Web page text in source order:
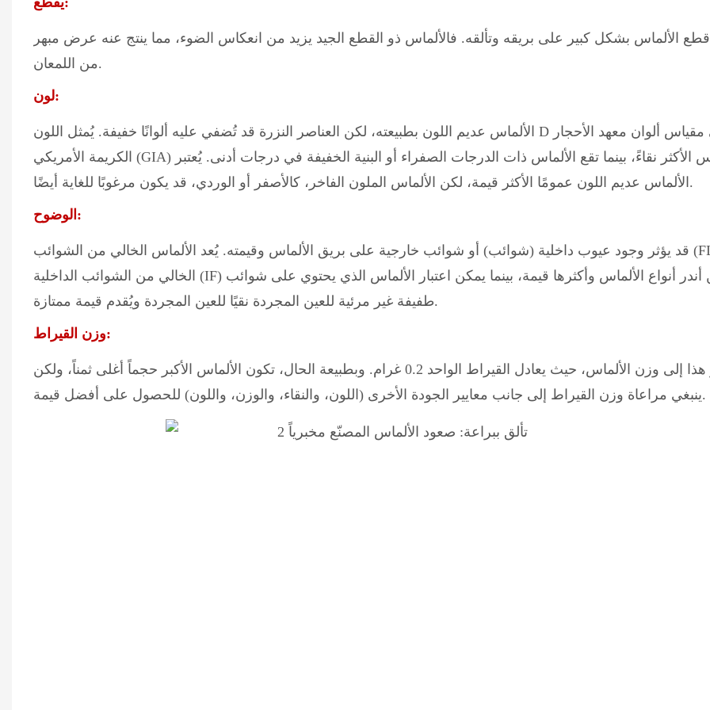
قطع الألماس بشكل كبير على بريقه وتألقه. فالألماس ذو القطع الجيد يزيد من انعكاس الضوء، مما ينتج عنه عرض مبهر
من اللمعان.
لون:
الألماس عديم اللون بطبيعته، لكن العناصر النزرة قد تُضفي عليه ألوانًا خفيفة. يُمثل اللون D على مقياس ألوان معهد الأحجار
الكريمة الأمريكي (GIA) الألماس الأكثر نقاءً، بينما تقع الألماس ذات الدرجات الصفراء أو البنية الخفيفة في درجات أدنى. يُعتبر
الألماس عديم اللون عمومًا الأكثر قيمة، لكن الألماس الملون الفاخر، كالأصفر أو الوردي، قد يكون مرغوبًا للغاية أيضًا.
الوضوح:
قد يؤثر وجود عيوب داخلية (شوائب) أو شوائب خارجية على بريق الألماس وقيمته. يُعد الألماس الخالي من الشوائب (FL) أو
الخالي من الشوائب الداخلية (IF) من أندر أنواع الألماس وأكثرها قيمة، بينما يمكن اعتبار الألماس الذي يحتوي على شوائب
طفيفة غير مرئية للعين المجردة نقيًا للعين المجردة ويُقدم قيمة ممتازة.
وزن القيراط:
يشير هذا إلى وزن الألماس، حيث يعادل القيراط الواحد 0.2 غرام. وبطبيعة الحال، تكون الألماس الأكبر حجماً أغلى ثمناً، ولكن
ينبغي مراعاة وزن القيراط إلى جانب معايير الجودة الأخرى (اللون، والنقاء، والوزن، واللون) للحصول على أفضل قيمة.